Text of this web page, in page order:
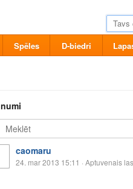
Spēles D-biedri
caomaru
24. mar 2013 15:11 · Aptuvenais